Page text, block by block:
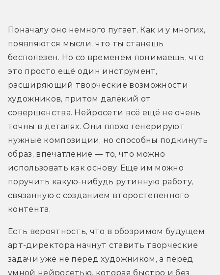
Поначалу оно немного пугает. Как и у многих,
появляются мысли, что ты станешь
бесполезен. Но со временем понимаешь, что
это просто ещё один инструмент,
расширяющий творческие возможности
художников, притом далёкий от
совершенства. Нейросети всё ещё не очень
точны в деталях. Они плохо генерируют
нужные композиции, но способны подкинуть
образ, впечатление — то, что можно
использовать как основу. Еще им можно
поручить какую-нибудь рутинную работу,
связанную с созданием второстепенного
контента.
Есть вероятность, что в обозримом будущем
арт-директора начнут ставить творческие
задачи уже не перед художником, а перед
умной нейросетью, которая быстро и без